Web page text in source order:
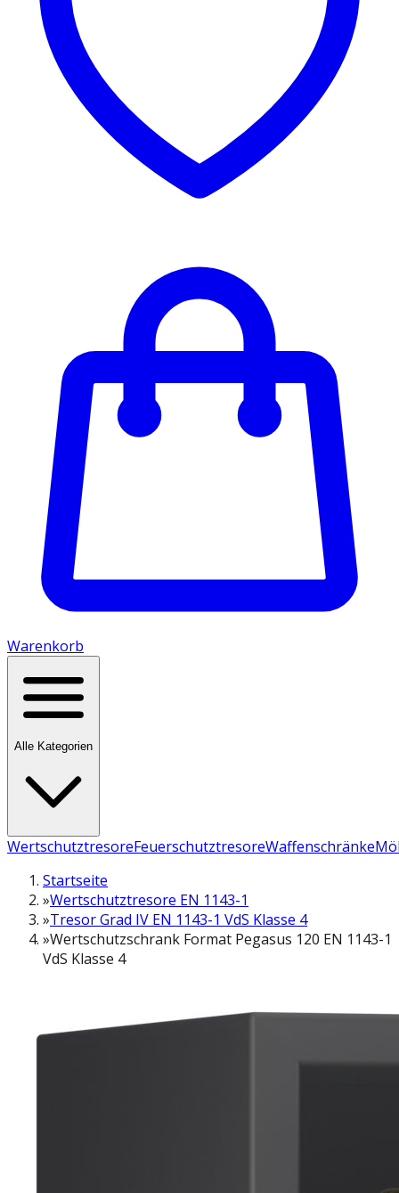
Warenkorb
Alle Kategorien
WertschutztresoreFeuerschutztresoreWaffenschränke
Startseite
»Wertschutztresore EN 1143-1
»Tresor Grad IV EN 1143-1 VdS Klasse 4
»Wertschutzschrank Format Pegasus 120 EN 1143-1
VdS Klasse 4